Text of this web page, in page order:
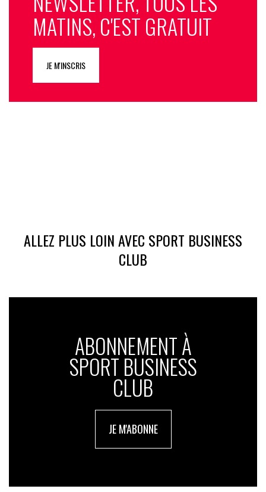
MATINS, C'EST GRATUIT
JE M'INSCRIS
ALLEZ PLUS LOIN AVEC SPORT BUSINESS
CLUB
ABONNEMENT À
SPORT BUSINESS
CLUB
JE M'ABONNE